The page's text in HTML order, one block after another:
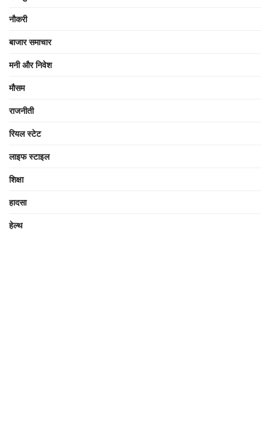
नौकरी
बाजार समाचार
मनी और निवेश
मौसम
राजनीती
रियल स्टेट
लाइफ स्टाइल
शिक्षा
हादसा
हेल्थ